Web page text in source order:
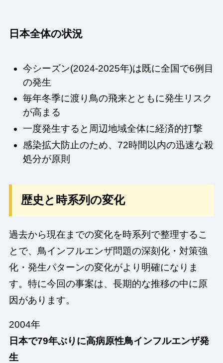
日本全体の状況
今シーズン(2024-2025年)は既に全国で6例目
の発生
毎年冬季に渡り鳥の飛来とともに発生リスク
が高まる
一度発生すると周辺地域全体に経済的打撃
感染拡大防止のため、72時間以内の迅速な殺
処分が原則
歴史と時系列の変化
過去から現在までの変化を時系列で整理するこ
とで、鳥インフルエンザ問題の深刻化・対策強
化・発生パターンの変化がより明確になりま
す。特に今回の事案は、長期的な推移の中に原
因があります。
2004年
日本で79年ぶりに高病原性鳥インフルエンザ発
生